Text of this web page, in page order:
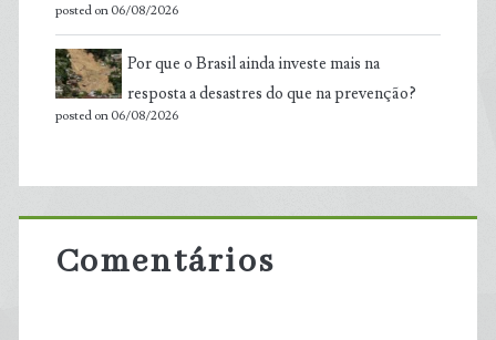
posted on 06/08/2026
Por que o Brasil ainda investe mais na
resposta a desastres do que na prevenção?
posted on 06/08/2026
Comentários